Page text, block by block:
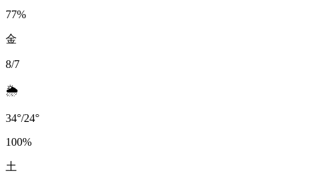
77%
金
8/7
🌦️
34°/24°
100%
土